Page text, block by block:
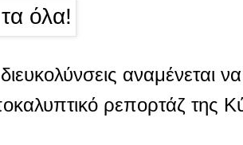
διευκολύνσεις
ρεπορτάζ της